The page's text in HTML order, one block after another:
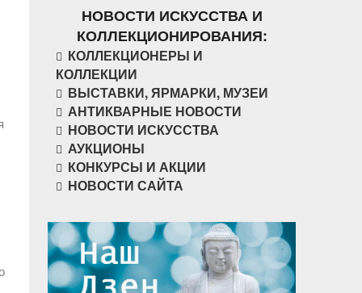
НОВОСТИ ИСКУССТВА И
КОЛЛЕКЦИОНИРОВАНИЯ:
КОЛЛЕКЦИОНЕРЫ И
КОЛЛЕКЦИИ
ВЫСТАВКИ, ЯРМАРКИ, МУЗЕИ
АНТИКВАРНЫЕ НОВОСТИ
НОВОСТИ ИСКУССТВА
АУКЦИОНЫ
КОНКУРСЫ И АКЦИИ
НОВОСТИ САЙТА